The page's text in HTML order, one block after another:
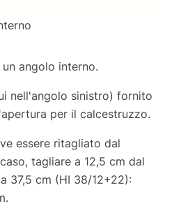
angolo interno.
nell'angolo sinistro) fornito
per il calcestruzzo.
essere ritagliato dal
tagliare a 12,5 cm dal
37,5 cm (HI 38/12+22):
.